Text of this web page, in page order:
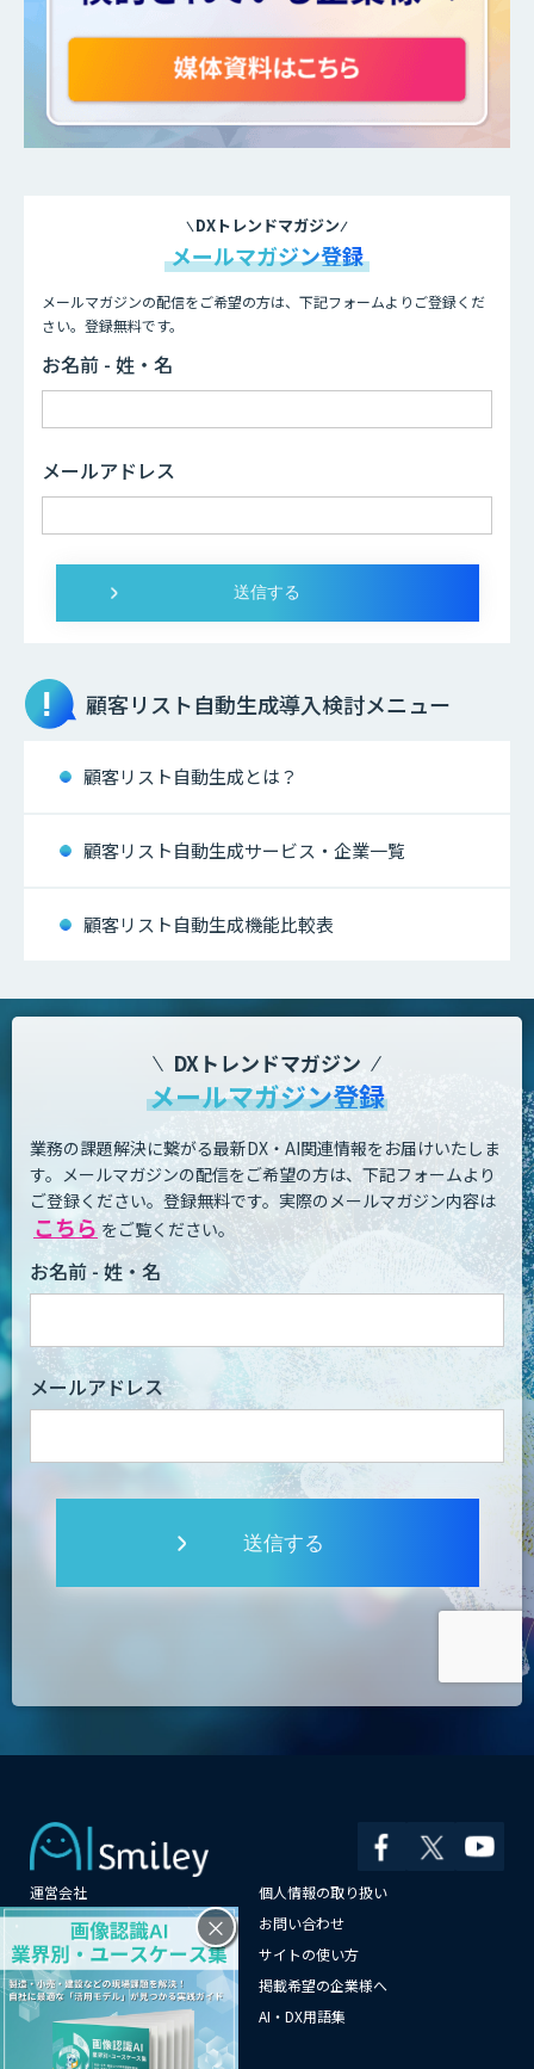
DXトレンドマガジン
メールマガジン登録
メールマガジンの配信をご希望の方は、下記フォームよりご登録くだ
さい。登録無料です。
お名前 - 姓・名
メールアドレス
顧客リスト自動生成導入検討メニュー
顧客リスト自動生成とは？
顧客リスト自動生成サービス・企業一覧
顧客リスト自動生成機能比較表
DXトレンドマガジン
メールマガジン登録
業務の課題解決に繋がる最新DX・AI関連情報をお届けいたしま
す。 メールマガジンの配信をご希望の方は、下記フォームより
ご登録ください。登録無料です。 実際のメールマガジン内容は
こちら をご覧ください。
お名前 - 姓・名
メールアドレス
送信する
運営会社
個人情報の取り扱い
よくある質問
お問い合わせ
メールマガジン登録
サイトの使い方
情報提供はこちらから
掲載希望の企業様へ
AI企業一覧
AI・DX用語集
サイトマップ
×